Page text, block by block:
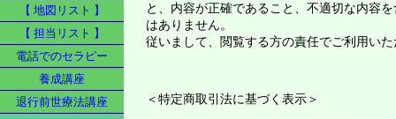
【 地図リスト 】
【 担当リスト 】
電話でのセラピー
養成講座
退行前世療法講座
と、内容が正確であること、不適切な内容
はありません。
従いまして、閲覧する方の責任でご利用い
＜特定商取引法に基づく表示＞